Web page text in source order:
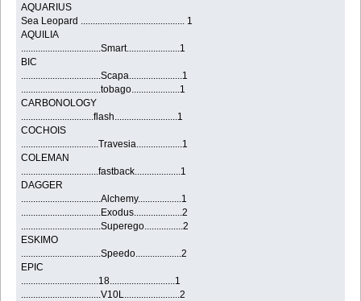
AQUARIUS
Sea Leopard ........................................... 1
AQUILIA
.................................Smart......................1
BIC
.................................Scapa......................1
.................................tobago....................1
CARBONOLOGY
..............................flash..........................1
COCHOIS
................................Travesia...................1
COLEMAN
................................fastback...................1
DAGGER
.................................Alchemy..................1
.................................Exodus....................2
.................................Superego................2
ESKIMO
.................................Speedo...................2
EPIC
................................18...........................1
.................................V10L.......................2